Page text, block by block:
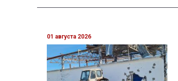
01 августа 2026